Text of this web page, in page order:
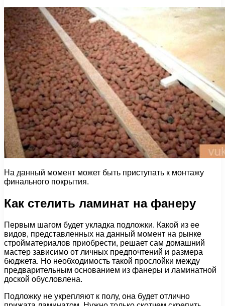
На данный момент может быть приступать к монтажу
финального покрытия.
Как стелить ламинат на фанеру
Первым шагом будет укладка подложки. Какой из ее
видов, представленных на данный момент на рынке
стройматериалов приобрести, решает сам домашний
мастер зависимо от личных предпочтений и размера
бюджета. Но необходимость такой прослойки между
предварительным основанием из фанеры и ламинатной
доской обусловлена.
Подложку не укрепляют к полу, она будет отлично